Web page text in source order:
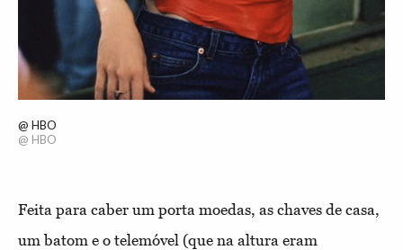
@ HBO
@ HBO
Feita para caber um porta moedas, as chaves de casa,
um batom e o telemóvel (que na altura eram